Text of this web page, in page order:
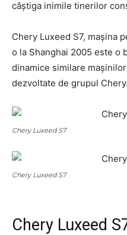
câștiga inimile tinerilor
Chery Luxeed S7, mașina
o la Shanghai 2005 este o
dinamice similare
dezvoltate de grupul Chery.
Chery Luxeed S7
Chery Luxeed S7
Chery Luxeed